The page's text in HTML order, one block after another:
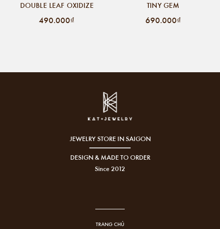
DOUBLE LEAF OXIDIZE
490.000₫
TINY GEM
690.000₫
JEWELRY STORE IN SAIGON
DESIGN & MADE TO ORDER
Since 2012
TRANG CHỦ